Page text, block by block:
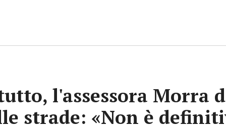
l'assessora Morra
strade: «Non è